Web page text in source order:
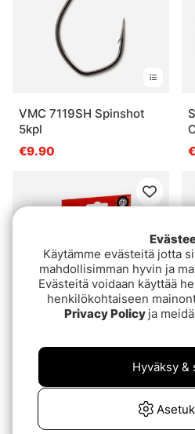
VMC 7119SH Spinshot
5kpl
€9.90
Sufix 131 G-Core Braid
€47.90
Käytämme evästeitä jotta
mahdollisimman hyvin ja
Evästeitä voidaan käyttää
henkilökohtaiseen
Privacy Policy ja
Hyväksy &